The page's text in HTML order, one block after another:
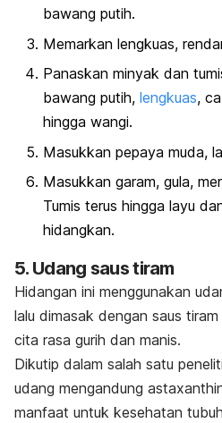
bawang putih.
Memarkan lengkuas,
Panaskan minyak dan
bawang putih, lengkuas,
hingga wangi.
Masukkan pepaya muda,
Masukkan garam, gula,
Tumis terus hingga layu
hidangkan.
5. Udang saus tiram
Hidangan ini menggunakan
lalu dimasak dengan saus
cita rasa gurih dan manis.
Dikutip dalam salah satu
udang mengandung
manfaat untuk kesehatan